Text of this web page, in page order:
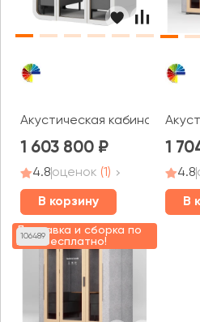
Акустическая кабина Focus
1 603 800
4.8оценок (1)
В корзину
1
4.8
В
106489
Доставка и сборка по
МСК Бесплатно!